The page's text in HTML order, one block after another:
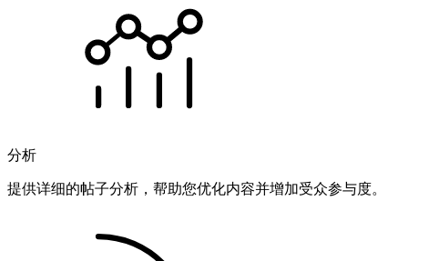
分析
提供详细的帖子分析，帮助您优化内容并增加受众参与度。